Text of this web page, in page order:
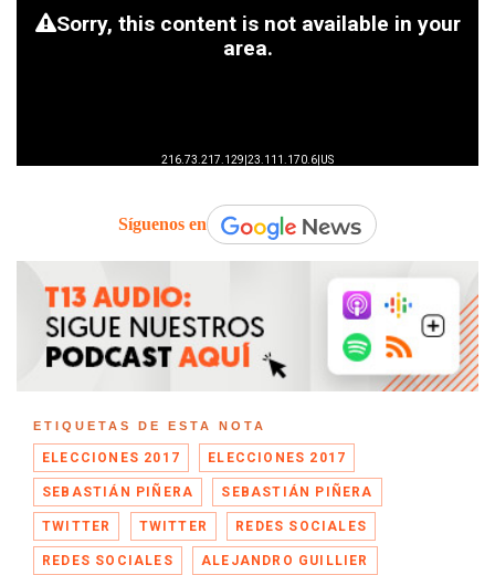
Síguenos en
ETIQUETAS DE ESTA NOTA
ELECCIONES 2017 ELECCIONES 2017
SEBASTIÁN PIÑERA SEBASTIÁN PIÑERA
TWITTER TWITTER REDES SOCIALES
REDES SOCIALES ALEJANDRO GUILLIER